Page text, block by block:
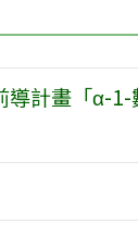
計畫「α-